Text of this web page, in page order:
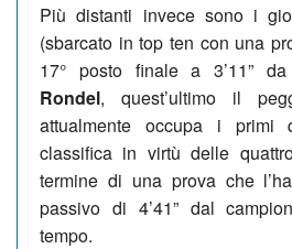
Più distanti invece sono i
(sbarcato in top ten con una
17° posto finale a 3’11”
Rondel, quest’ultimo il
attualmente occupa i primi
classifica in virtù delle
termine di una prova che
passivo di 4’41” dal
tempo.